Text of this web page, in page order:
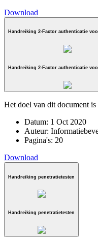
Download
Handreiking 2-Factor authenticatie
Handreiking 2-Factor authenticatie
Het doel van dit document
Datum: 1 Oct 2020
Auteur:
Pagina's: 20
Download
Handreiking penetratietesten
Handreiking penetratietesten